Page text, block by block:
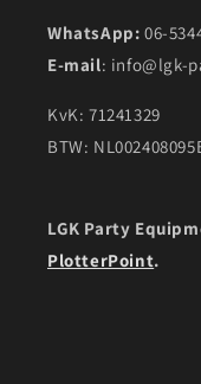
WhatsApp: 06-
E-mail: info@lgk-
KvK: 71241329
BTW:
LGK Party
PlotterPoint.